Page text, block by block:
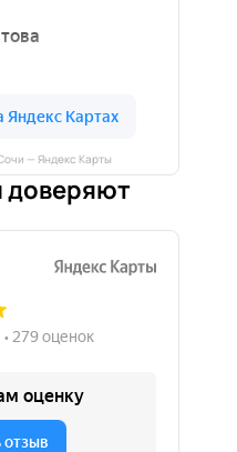
— Яндекс Карты
доверяют